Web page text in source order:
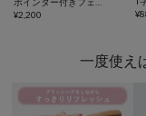
¥2,200
¥
一度使え